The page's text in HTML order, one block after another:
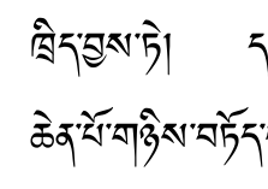
ཁྲིད་བྱས་ཏེ།